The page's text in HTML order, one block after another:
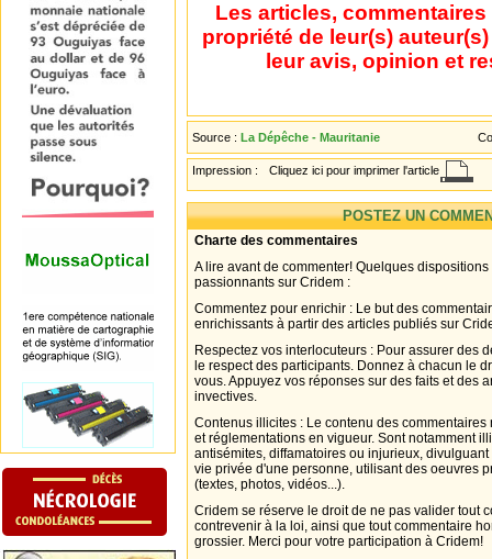
Les articles,
propriété de leur(s)
leur avis, opinion et
Source : La Dépêche - Mauritanie
Impression : Cliquez ici pour imprimer l'article
POSTEZ UN
Charte des commentaires
A lire avant de commenter! Quelques
passionnants sur Cridem :
Commentez pour enrichir : Le but des
enrichissants à partir des articles publiés sur
Respectez vos interlocuteurs : Pour assurer des
le respect des participants. Donnez à chacun le
vous. Appuyez vos réponses sur des faits et des
invectives.
Contenus illicites : Le contenu des
et réglementations en vigueur. Sont notamment
antisémites, diffamatoires ou injurieux,
vie privée d'une personne, utilisant des oeuvres
(textes, photos, vidéos...).
Cridem se réserve le droit de ne pas valider tout
contrevenir à la loi, ainsi que tout commentaire
grossier. Merci pour votre participation à Cridem!